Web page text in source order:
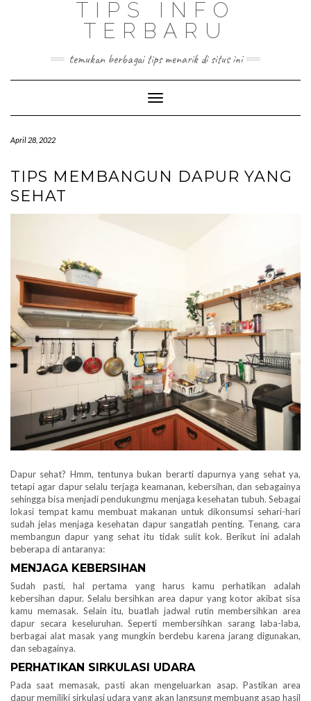
TIPS INFO
TERBARU
temukan berbagai tips menarik di situs ini
Toggle
Navigation
April 28, 2022
TIPS MEMBANGUN DAPUR YANG
SEHAT
Dapur sehat? Hmm, tentunya bukan berarti dapurnya yang sehat ya,
tetapi agar dapur selalu terjaga keamanan, kebersihan, dan sebagainya
sehingga bisa menjadi pendukungmu menjaga kesehatan tubuh. Sebagai
lokasi tempat kamu membuat makanan untuk dikonsumsi sehari-hari
sudah jelas menjaga kesehatan dapur sangatlah penting. Tenang, cara
membangun dapur yang sehat itu tidak sulit kok. Berikut ini adalah
beberapa di antaranya:
MENJAGA KEBERSIHAN
Sudah pasti, hal pertama yang harus kamu perhatikan adalah
kebersihan dapur. Selalu bersihkan area dapur yang kotor akibat sisa
kamu memasak. Selain itu, buatlah jadwal rutin membersihkan area
dapur secara keseluruhan. Seperti membersihkan sarang laba-laba,
berbagai alat masak yang mungkin berdebu karena jarang digunakan,
dan sebagainya.
PERHATIKAN SIRKULASI UDARA
Pada saat memasak, pasti akan mengeluarkan asap. Pastikan area
dapur memiliki sirkulasi udara yang akan langsung membuang asap hasil